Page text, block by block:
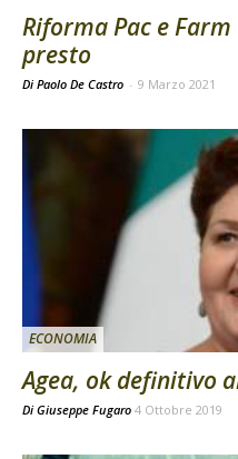
Riforma Pac e
presto
Di Paolo De Castro - 9 Marzo 2021
ECONOMIA
Agea, ok definitivo
Di Giuseppe Fugaro 4 Ottobre 2019